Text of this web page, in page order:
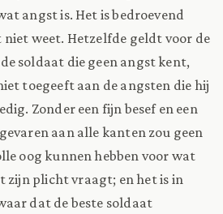
angst is. Het is bedroevend
weet. Hetzelfde geldt voor de
soldaat die geen angst kent,
toegeeft aan de angsten die hij
Zonder een fijn besef en een
aan alle kanten zou geen
oog kunnen hebben voor wat
zijn plicht vraagt; en het is in
dat de beste soldaat